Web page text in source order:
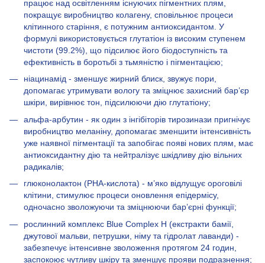
працює над освітленням існуючих пігментних плям,
покращує виробництво колагену, сповільнює процеси
клітинного старіння, є потужним антиоксидантом. У
формулі використовується глутатіон із високим ступенем
чистоти (99.2%), що підсилює його біодоступність та
ефективність в боротьбі з тьмяністю і пігментацією;
ніацинамід - зменшує жирний блиск, звужує пори,
допомагає утримувати вологу та зміцнює захисний бар’єр
шкіри, вирівнює тон, підсилюючи дію глутатіону;
альфа-арбутин - як один з інгібіторів тирозинази пригнічує
виробництво меланіну, допомагає зменшити інтенсивність
уже наявної пігментації та запобігає появі нових плям, має
антиоксидантну дію та нейтралізує шкідливу дію вільних
радикалів;
глюконолактон (PHA-кислота) - м’яко відлущує ороговілі
клітини, стимулює процеси оновлення епідермісу,
одночасно зволожуючи та зміцнюючи бар’єрні функції;
рослинний комплекс Blue Complex H (екстракти бамії,
джутової мальви, петрушки, німу та гідролат лаванди) -
забезпечує інтенсивне зволоження протягом 24 годин,
заспокоює чутливу шкіру та зменшує прояви подразнення;